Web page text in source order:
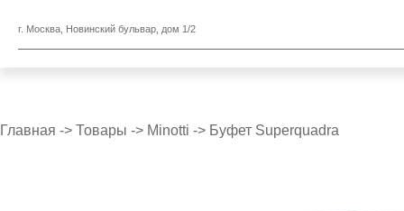
г. Москва, Новинский бульвар, дом 1/2
Главная -> Товары -> Minotti -> Буфет Superquadra